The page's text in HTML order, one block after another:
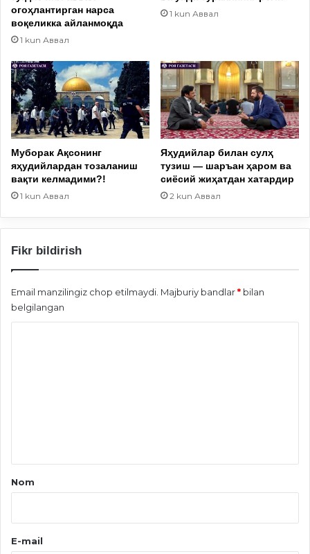
огоҳлантирган нарса
воқеликка айланмоқда
1 kun Аввал
1 kun Аввал
Муборак Ақсонинг
яҳудийлардан тозаланиш
вақти келмадими?!
1 kun Аввал
Яҳудийлар билан сулҳ
тузиш — шаръан ҳаром ва
сиёсий жиҳатдан хатардир
2 kun Аввал
Fikr bildirish
Email manzilingiz chop etilmaydi. Majburiy bandlar* bilan
belgilangan
Nom
E-mail